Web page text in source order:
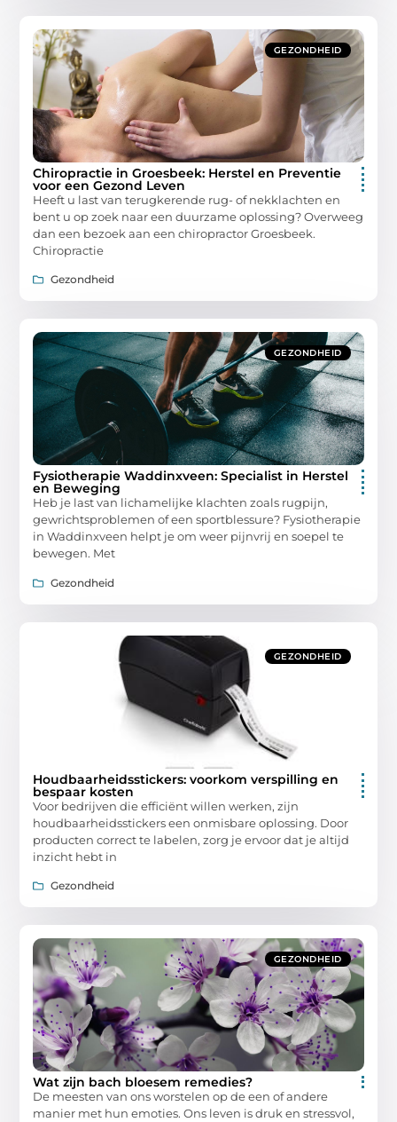
GEZONDHEID
Chiropractie in Groesbeek: Herstel en Preventie
voor een Gezond Leven
Heeft u last van terugkerende rug- of nekklachten en
bent u op zoek naar een duurzame oplossing? Overweeg
dan een bezoek aan een chiropractor Groesbeek.
Chiropractie
Gezondheid
GEZONDHEID
Fysiotherapie Waddinxveen: Specialist in Herstel
en Beweging
Heb je last van lichamelijke klachten zoals rugpijn,
gewrichtsproblemen of een sportblessure? Fysiotherapie
in Waddinxveen helpt je om weer pijnvrij en soepel te
bewegen. Met
Gezondheid
GEZONDHEID
Houdbaarheidsstickers: voorkom verspilling en
bespaar kosten
Voor bedrijven die efficiënt willen werken, zijn
houdbaarheidsstickers een onmisbare oplossing. Door
producten correct te labelen, zorg je ervoor dat je altijd
inzicht hebt in
Gezondheid
GEZONDHEID
Wat zijn bach bloesem remedies?
De meesten van ons worstelen op de een of andere
manier met hun emoties. Ons leven is druk en stressvol,